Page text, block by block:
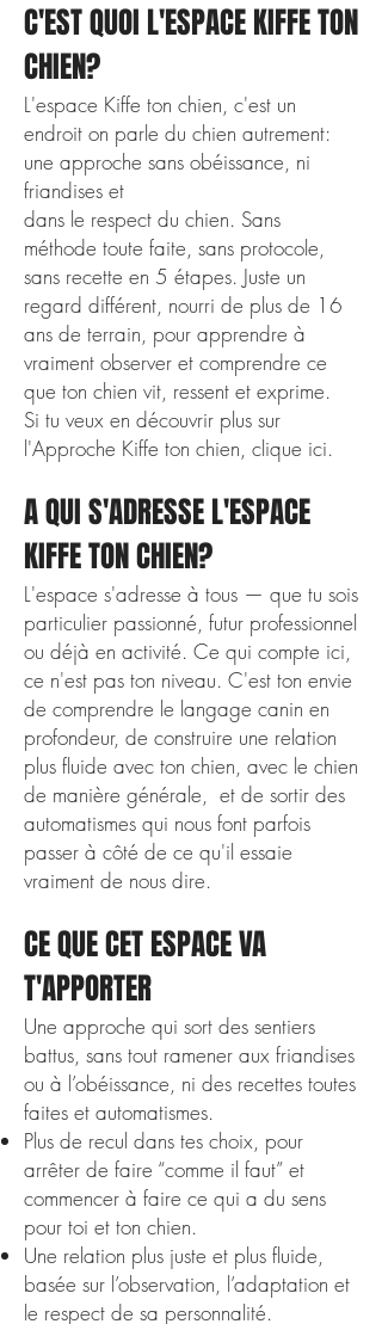
C'EST QUOI L'ESPACE KIFFE TON
CHIEN?
L'espace Kiffe ton chien, c'est un
endroit on parle du chien autrement:
une approche sans obéissance, ni
friandises et
dans le respect du chien. Sans
méthode toute faite, sans protocole,
sans recette en 5 étapes. Juste un
regard différent, nourri de plus de 16
ans de terrain, pour apprendre à
vraiment observer et comprendre ce
que ton chien vit, ressent et exprime.
​Si tu veux en découvrir plus sur
l'Approche Kiffe ton chien, clique ici.
A QUI S'ADRESSE L'ESPACE
KIFFE TON CHIEN?
​L'espace s'adresse à tous — que tu sois
particulier passionné, futur professionnel
ou déjà en activité. Ce qui compte ici,
ce n'est pas ton niveau. C'est ton envie
de comprendre le langage canin en
profondeur, de construire une relation
plus fluide avec ton chien, avec le chien
de manière générale, et de sortir des
automatismes qui nous font parfois
passer à côté de ce qu'il essaie
vraiment de nous dire.
CE QUE CET ESPACE VA
T'APPORTER
​​​Une approche qui sort des sentiers
battus, sans tout ramener aux friandises
ou à l’obéissance, ni des recettes toutes
faites et automatismes.
Plus de recul dans tes choix, pour
arrêter de faire “comme il faut” et
commencer à faire ce qui a du sens
pour toi et ton chien.
Une relation plus juste et plus fluide,
basée sur l’observation, l’adaptation et
le respect de sa personnalité.